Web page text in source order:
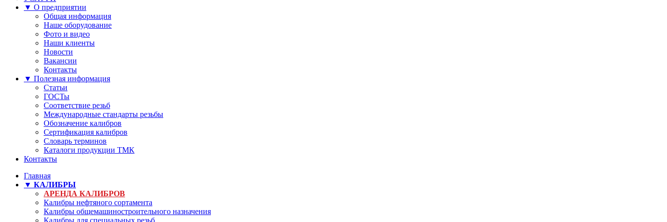
▼ О предприятии
Общая информация
Наше оборудование
Фото и видео
Наши клиенты
Новости
Вакансии
Контакты
▼ Полезная информация
Статьи
ГОСТы
Соответствие резьб
Международные стандарты резьбы
Обозначение калибров
Сертификация калибров
Словарь терминов
Каталоги продукции ТМК
Контакты
Главная
▼ КАЛИБРЫ
АРЕНДА КАЛИБРОВ
Калибры нефтяного сортамента
Калибры общемашиностроительного назначения
Калибры для специальных резьб